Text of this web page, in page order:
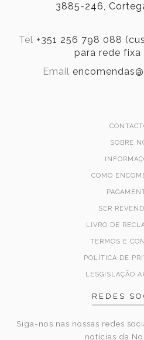
3885-246,
Tel +351 256 798 088
para rede fixa
Email
SOBRE
COMO
SER
LIVRO DE
TERMOS E
POLÍTICA DE
LESGISLAÇÃO
REDES
Siga-nos nas nossas redes
notícias da